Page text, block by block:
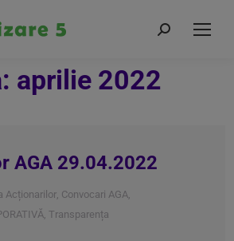
de unelte
aprilie 2022
AGA 29.04.2022
Acționarilor, Convocari AGA,
, Transparența